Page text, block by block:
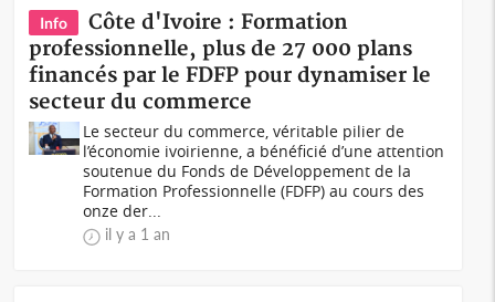
Info
Côte d'Ivoire : Formation
professionnelle, plus de 27 000 plans
financés par le FDFP pour dynamiser le
secteur du commerce
Le secteur du commerce, véritable pilier de
l’économie ivoirienne, a bénéficié d’une attention
soutenue du Fonds de Développement de la
Formation Professionnelle (FDFP) au cours des
onze der...
il y a 1 an